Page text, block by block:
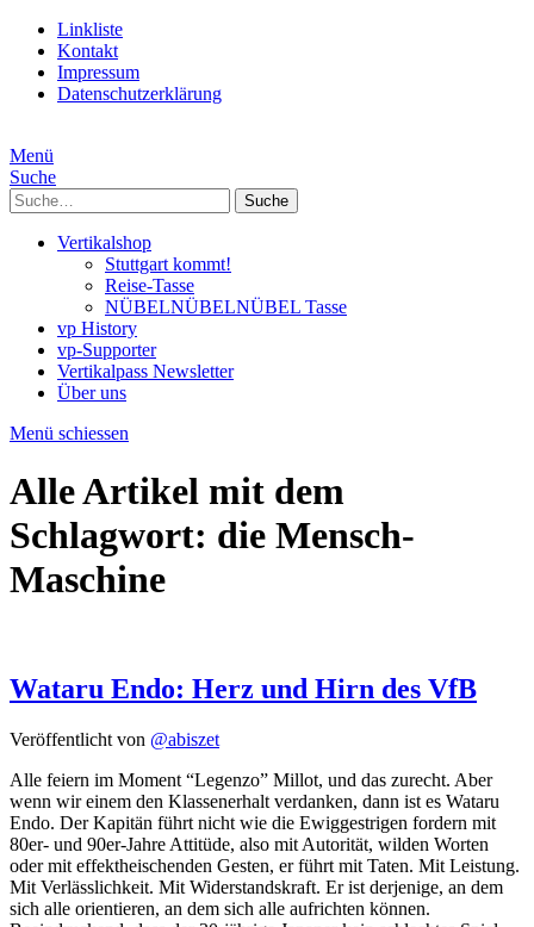
Linkliste
Kontakt
Impressum
Datenschutzerklärung
Menü
Suche
Suche
Vertikalshop
Stuttgart kommt!
Reise-Tasse
NÜBELNÜBELNÜBEL Tasse
vp History
vp-Supporter
Vertikalpass Newsletter
Über uns
Menü schiessen
Alle Artikel mit dem
Schlagwort: die Mensch-
Maschine
Wataru Endo: Herz und Hirn des VfB
Veröffentlicht von @abiszet
Alle feiern im Moment “Legenzo” Millot, und das zurecht. Aber
wenn wir einem den Klassenerhalt verdanken, dann ist es Wataru
Endo. Der Kapitän führt nicht wie die Ewiggestrigen fordern mit
80er- und 90er-Jahre Attitüde, also mit Autorität, wilden Worten
oder mit effektheischenden Gesten, er führt mit Taten. Mit Leistung.
Mit Verlässlichkeit. Mit Widerstandskraft. Er ist derjenige, an dem
sich alle orientieren, an dem sich alle aufrichten können.